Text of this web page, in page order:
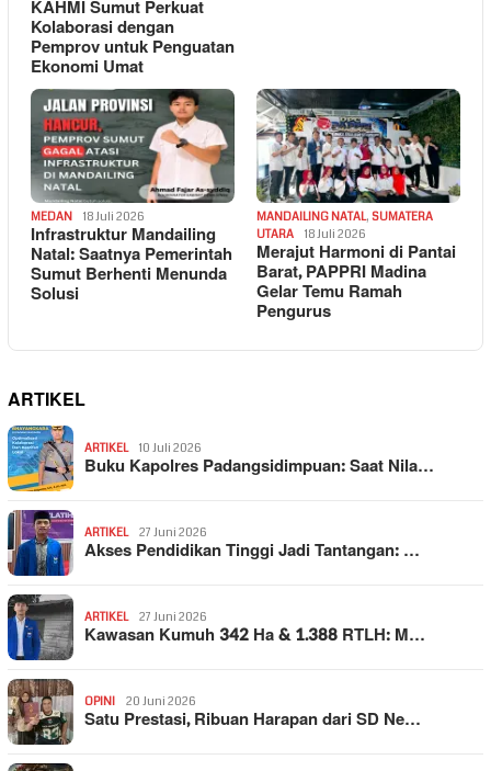
KAHMI Sumut Perkuat
Kolaborasi dengan
Pemprov untuk Penguatan
Ekonomi Umat
MEDAN 18 Juli 2026
Infrastruktur Mandailing
Natal: Saatnya Pemerintah
Sumut Berhenti Menunda
Solusi
MANDAILING NATAL, SUMATERA
UTARA
18 Juli 2026
Merajut Harmoni di Pantai
Barat, PAPPRI Madina
Gelar Temu Ramah
Pengurus
ARTIKEL
ARTIKEL 10 Juli 2026
Buku Kapolres Padangsidimpuan: Saat Nila…
ARTIKEL 27 Juni 2026
Akses Pendidikan Tinggi Jadi Tantangan: …
ARTIKEL 27 Juni 2026
Kawasan Kumuh 342 Ha & 1.388 RTLH: M…
OPINI 20 Juni 2026
Satu Prestasi, Ribuan Harapan dari SD Ne…